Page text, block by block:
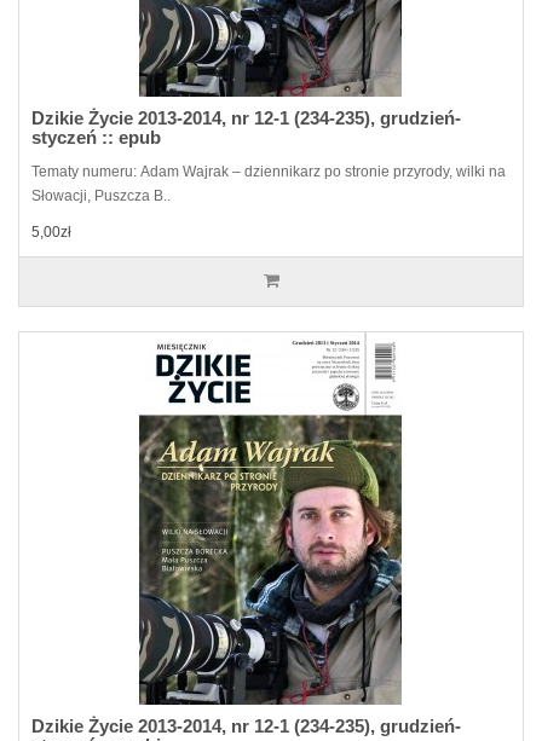
Dzikie Życie 2013-2014, nr 12-1 (234-235), grudzień-
styczeń :: epub
Tematy numeru: Adam Wajrak – dziennikarz po stronie przyrody, wilki na
Słowacji, Puszcza B..
5,00zł
Dzikie Życie 2013-2014, nr 12-1 (234-235), grudzień-